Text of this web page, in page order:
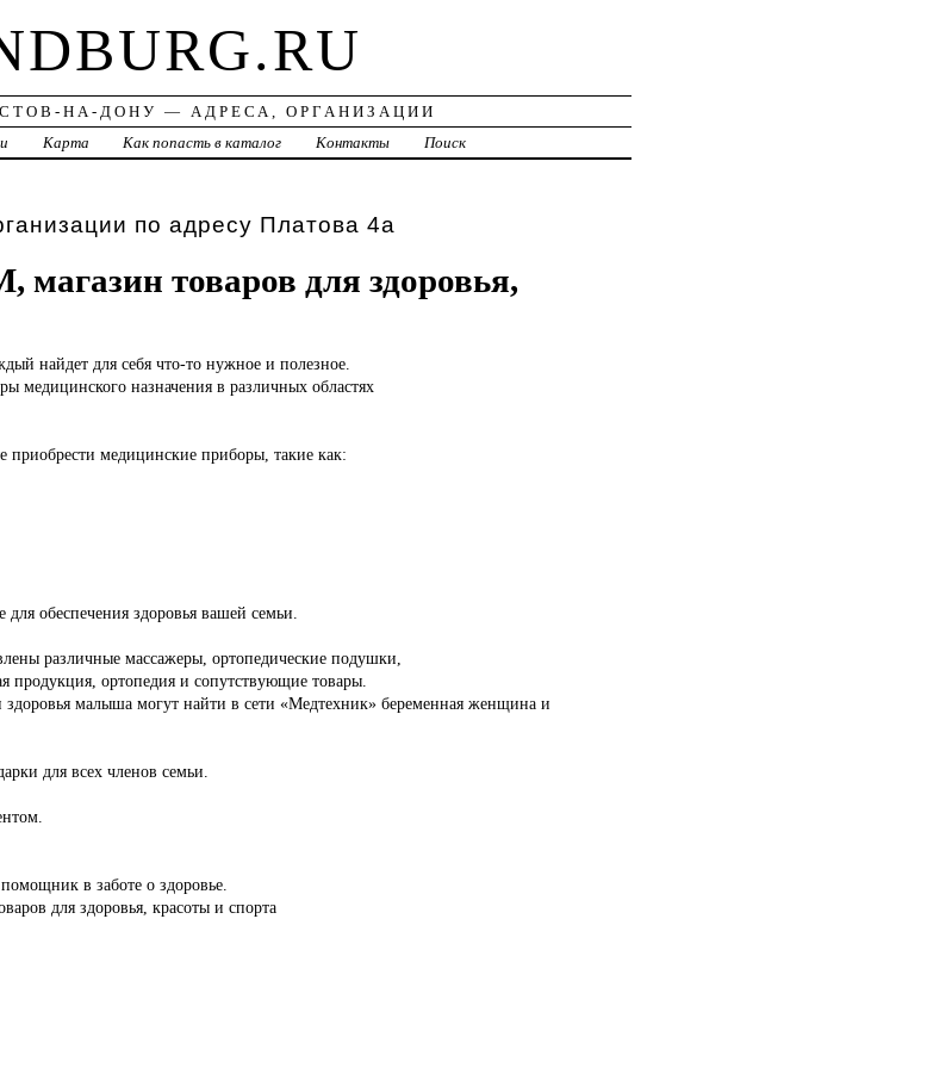
НА-ДОНУ — АДРЕСА, ОРГАНИЗАЦИИ
Карта Как попасть в каталог Контакты Поиск
по адресу Платова 4а
товаров для здоровья,
найдет для себя что-то нужное и полезное.
медицинского назначения в различных областях
медицинские приборы, такие как:
обеспечения здоровья вашей семьи.
различные массажеры, ортопедические подушки,
продукция, ортопедия и сопутствующие товары.
здоровья малыша могут найти в сети «Медтехник» беременная женщина и
для всех членов семьи.
в заботе о здоровье.
для здоровья, красоты и спорта